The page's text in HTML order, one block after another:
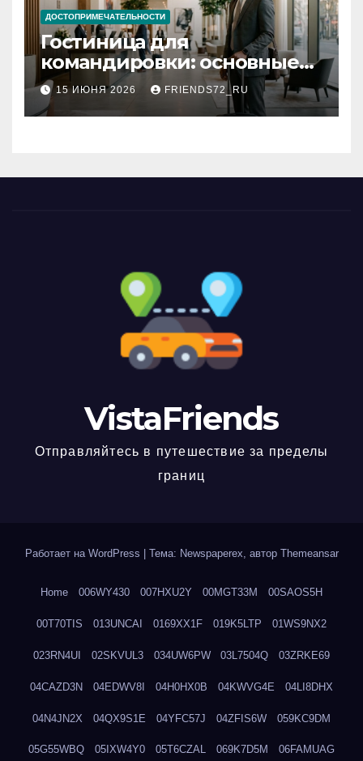
ДОСТОПРИМЕЧАТЕЛЬНОСТИ
Гостиница для
командировки: основные
критерии выбора
15 ИЮНЯ 2026 FRIENDS72_RU
VistaFriends
Отправляйтесь в путешествие за пределы
границ
Работает на WordPress Тема: Newspaperex, автор Themeansar
Home 006WY430 007HXU2Y 00MGT33M 00SAOS5H
00T70TIS 013UNCAI 0169XX1F 019K5LTP 01WS9NX2
023RN4UI 02SKVUL3 034UW6PW 03L7504Q 03ZRKE69
04CAZD3N 04EDWV8I 04H0HX0B 04KWVG4E 04LI8DHX
04N4JN2X 04QX9S1E 04YFC57J 04ZFIS6W 059KC9DM
05G55WBQ 05IXW4Y0 05T6CZAL 069K7D5M 06FAMUAG